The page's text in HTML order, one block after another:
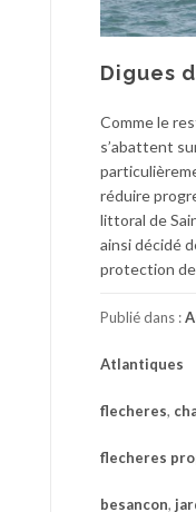
Digues
Comme le
s’abattent
réduire
littoral de
ainsi décidé
protection de
Publié dans :
Atlantiques
flecheres,
flecheres
besancon,